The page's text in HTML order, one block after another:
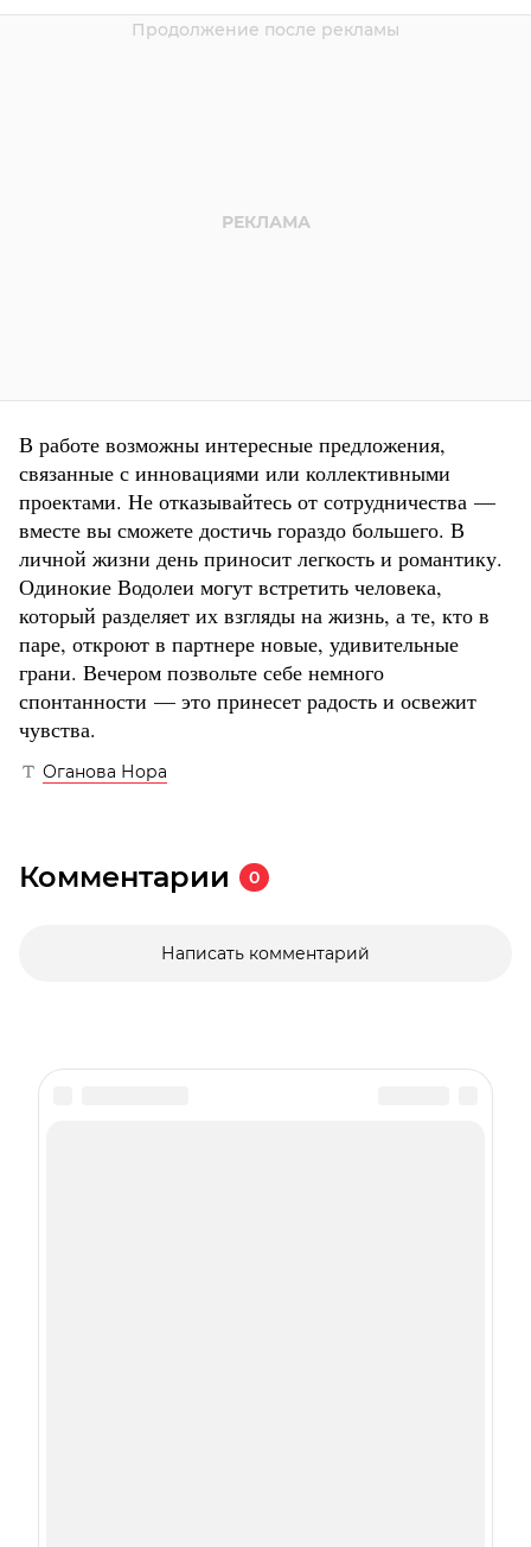
В работе возможны интересные предложения,
связанные с инновациями или коллективными
проектами. Не отказывайтесь от сотрудничества —
вместе вы сможете достичь гораздо большего. В
личной жизни день приносит легкость и романтику.
Одинокие Водолеи могут встретить человека,
который разделяет их взгляды на жизнь, а те, кто в
паре, откроют в партнере новые, удивительные
грани. Вечером позвольте себе немного
спонтанности — это принесет радость и освежит
чувства.
Оганова Нора
Комментарии 0
Написать комментарий